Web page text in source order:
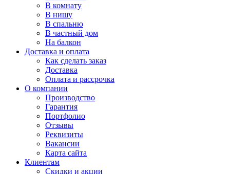
В комнату
В нишу
В спальню
В частный дом
На балкон
Доставка и оплата
Как сделать заказ
Доставка
Оплата и рассрочка
О компании
Производство
Гарантия
Портфолио
Отзывы
Реквизиты
Вакансии
Карта сайта
Клиентам
Скидки и акции